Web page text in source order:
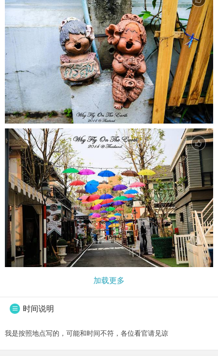
加载更多
 时间说明
我是按照地点写的，可能和时间不符，各位看官请见谅